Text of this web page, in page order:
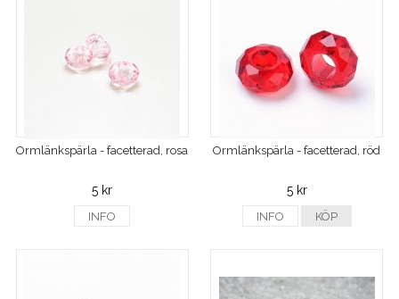
Ormlänkspärla - facetterad, rosa
5 kr
INFO
Ormlänkspärla - facetterad, röd
5 kr
INFO KÖP